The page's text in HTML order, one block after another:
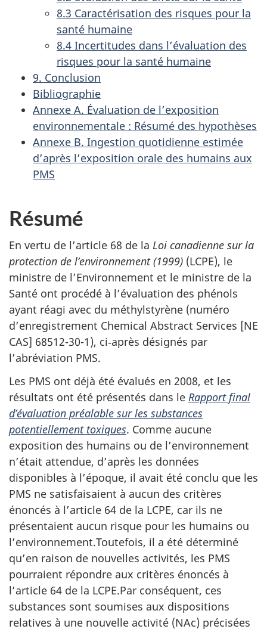
8.3 Caractérisation des risques pour la
santé humaine
8.4 Incertitudes dans l’évaluation des
risques pour la santé humaine
9. Conclusion
Bibliographie
Annexe A. Évaluation de l’exposition
environnementale : Résumé des hypothèses
Annexe B. Ingestion quotidienne estimée
d’après l’exposition orale des humains aux
PMS
Résumé
En vertu de l’article 68 de la Loi canadienne sur la
protection de l’environnement (1999) (LCPE), le
ministre de l’Environnement et le ministre de la
Santé ont procédé à l’évaluation des phénols
ayant réagi avec du méthylstyrène (numéro
d’enregistrement Chemical Abstract Services [NE
CAS] 68512-30-1), ci‑après désignés par
l’abréviation PMS.
Les PMS ont déjà été évalués en 2008, et les
résultats ont été présentés dans le Rapport final
d’évaluation préalable sur les substances
potentiellement toxiques. Comme aucune
exposition des humains ou de l’environnement
n’était attendue, d’après les données
disponibles à l’époque, il avait été conclu que les
PMS ne satisfaisaient à aucun des critères
énoncés à l’article 64 de la LCPE, car ils ne
présentaient aucun risque pour les humains ou
l’environnement.Toutefois, il a été déterminé
qu’en raison de nouvelles activités, les PMS
pourraient répondre aux critères énoncés à
l’article 64 de la LCPE.Par conséquent, ces
substances sont soumises aux dispositions
relatives à une nouvelle activité (NAc) précisées